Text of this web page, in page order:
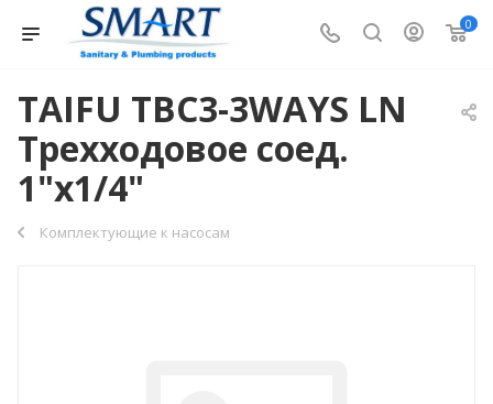
0
TAIFU TBC3-3WAYS LN
Трехходовое соед.
1"х1/4"
Комплектующие к насосам